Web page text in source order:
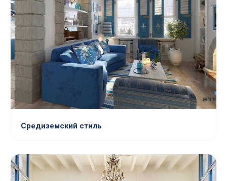
Средиземский стиль